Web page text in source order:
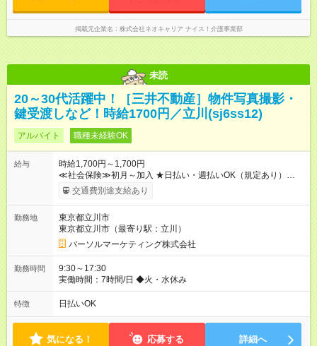
掲載元企業名 株式会社ネオキャリア ナイス！介護事業部
未読
20～30代活躍中！［三井不動産］物件写真撮影・
鍵受渡しなど！時給1700円／立川(sj6ss12)
アルバイト 職種未経験OK
給与
時給1,700円～1,700円
≪社会保険≫初月～加入 ★日払い・週払いOK（規定あり）
【試用期間】試用期間なし
交通費別途支給あり
勤務地
東京都立川市
東京都立川市（最寄り駅：立川）
パーソルマーケティング株式会社
勤務時間
9:30～17:30
実働時間：7時間/日 ◆火・水休み
特徴 日払いOK
気になる！ 応募する 詳細へ